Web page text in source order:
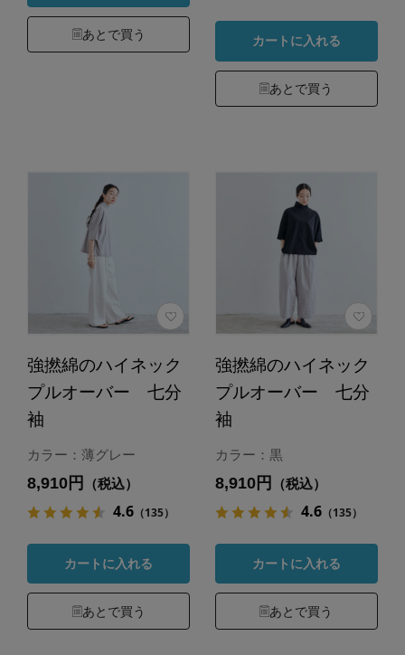
あとで買う カートに入れる
あとで買う
強撚綿のハイネック
プルオーバー 七分
袖
カラー：薄グレー
8,910円 （税込）
4.6（135）
カートに入れる
あとで買う
強撚綿のハイネック
プルオーバー 七分
袖
カラー：黒
8,910円 （税込）
4.6（135）
カートに入れる
あとで買う